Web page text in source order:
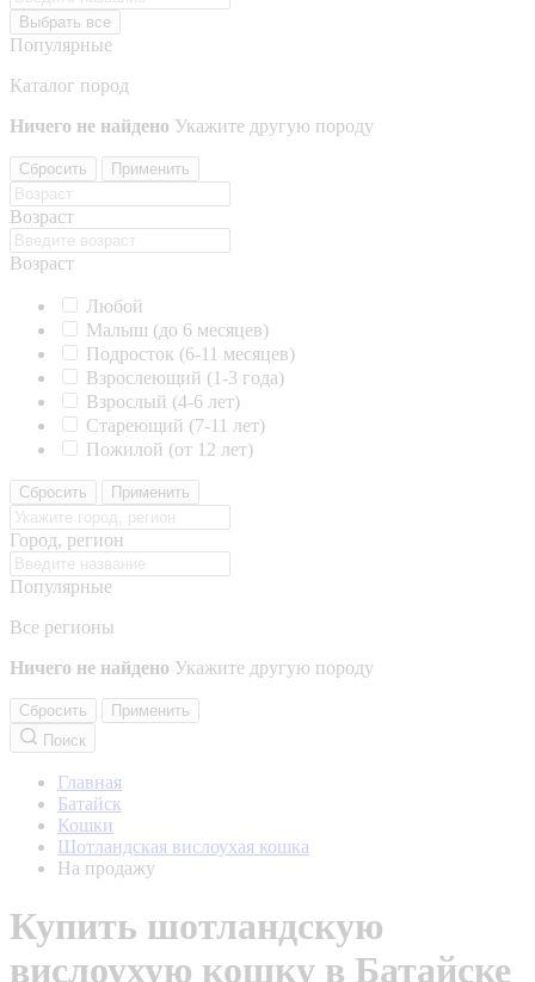
Выбрать все
Популярные
Каталог пород
Ничего не найдено Укажите другую породу
Сбросить Применить
Возраст
Возраст
Любой
Малыш (до 6 месяцев)
Подросток (6-11 месяцев)
Взрослеющий (1-3 года)
Взрослый (4-6 лет)
Стареющий (7-11 лет)
Пожилой (от 12 лет)
Сбросить Применить
Город, регион
Популярные
Все регионы
Ничего не найдено Укажите другую породу
Сбросить
Применить
Поиск
Главная
Батайск
Кошки
Шотландская вислоухая кошка
На продажу
Купить шотландскую
вислоухую кошку в Батайске